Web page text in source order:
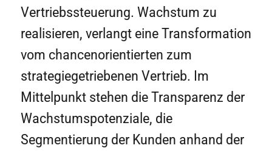
Vertriebssteuerung. Wachstum zu
realisieren, verlangt eine Transformation
vom chancenorientierten zum
strategiegetriebenen Vertrieb. Im
Mittelpunkt stehen die Transparenz der
Wachstumspotenziale, die
Segmentierung der Kunden anhand der